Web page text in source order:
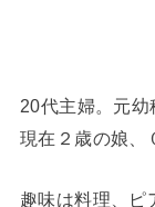
20代主婦。元幼
現在２歳の娘、
趣味は料理、ピ